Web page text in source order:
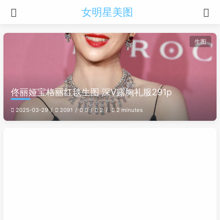
女明星美图
生图
佟丽娅宝格丽红毯生图 深V露胸礼服291p
2025-03-29 2091 0 2 2 minutes